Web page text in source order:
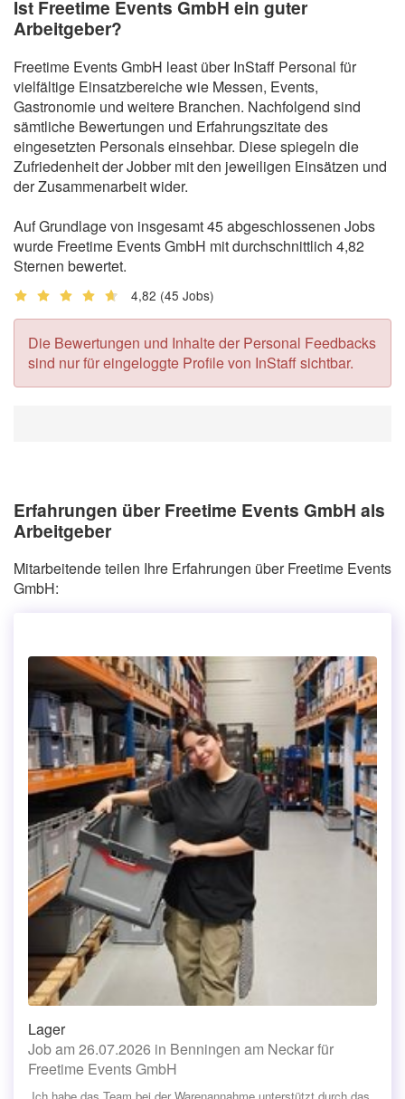
Ist Freetime Events GmbH ein guter
Arbeitgeber?
Freetime Events GmbH least über InStaff Personal für
vielfältige Einsatzbereiche wie Messen, Events,
Gastronomie und weitere Branchen. Nachfolgend sind
sämtliche Bewertungen und Erfahrungszitate des
eingesetzten Personals einsehbar. Diese spiegeln die
Zufriedenheit der Jobber mit den jeweiligen Einsätzen und
der Zusammenarbeit wider.
Auf Grundlage von insgesamt 45 abgeschlossenen Jobs
wurde Freetime Events GmbH mit durchschnittlich 4,82
Sternen bewertet.
4,82 (45 Jobs)
Die Bewertungen und Inhalte der Personal Feedbacks
sind nur für eingeloggte Profile von InStaff sichtbar.
Erfahrungen über Freetime Events GmbH als
Arbeitgeber
Mitarbeitende teilen Ihre Erfahrungen über Freetime Events
GmbH:
Lager
Job am 26.07.2026 in Benningen am Neckar für
Freetime Events GmbH